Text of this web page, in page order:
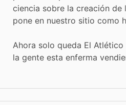
ciencia sobre la creación
pone en nuestro sitio como
Ahora solo queda El
la gente esta enferma